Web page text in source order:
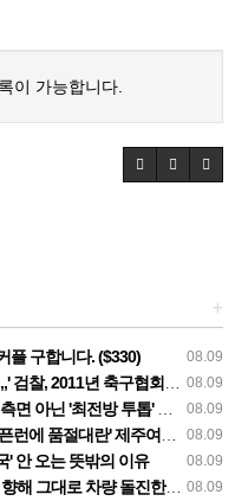
이 가능합니다.
+
08.09
플 구합니다. ($330)
08.09
성접대에 "증거 불충분' 무혐의 처분
08.09
닌 '최전방 투톱' 시험대
08.09
품절대란' 제주여행 필수템
08.09
' 안 오는 뜻밖의 이유
08.09
대로 차량 돌진한 운전자